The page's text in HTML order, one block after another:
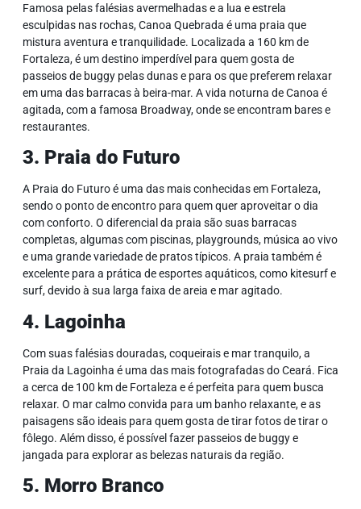
Famosa pelas falésias avermelhadas e a lua e estrela
esculpidas nas rochas, Canoa Quebrada é uma praia que
mistura aventura e tranquilidade. Localizada a 160 km de
Fortaleza, é um destino imperdível para quem gosta de
passeios de buggy pelas dunas e para os que preferem relaxar
em uma das barracas à beira-mar. A vida noturna de Canoa é
agitada, com a famosa Broadway, onde se encontram bares e
restaurantes.
3. Praia do Futuro
A Praia do Futuroé uma das mais conhecidas em Fortaleza,
sendo o ponto de encontro para quem quer aproveitar o dia
com conforto. O diferencial da praia são suas barracas
completas, algumas com piscinas, playgrounds, música ao vivo
e uma grande variedade de pratos típicos. A praia também é
excelente para a prática de esportes aquáticos, como kitesurf e
surf, devido à sua larga faixa de areia e mar agitado.
4. Lagoinha
Com suas falésias douradas, coqueirais e mar tranquilo, a
Praia da Lagoinha é uma das mais fotografadas do Ceará. Fica
a cerca de 100 km de Fortaleza e é perfeita para quem busca
relaxar. O mar calmo convida para um banho relaxante, e as
paisagens são ideais para quem gosta de tirar fotos de tirar o
fôlego. Além disso, é possível fazer passeios de buggy e
jangada para explorar as belezas naturais da região.
5. Morro Branco